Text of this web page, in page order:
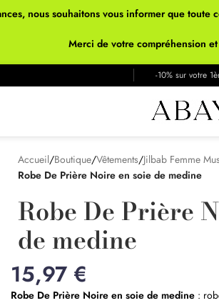
nous souhaitons vous informer que toute
Merci de votre compréhension
-10% sur votre
Accueil/Boutique/Vêtements/Jilbab Femme
Robe De Prière Noire en soie de medine
Robe De Prière
de medine
15,97 €
Robe De Prière Noire en soie de medine :